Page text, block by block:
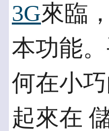
3G來臨
本功能
何在小
起來在